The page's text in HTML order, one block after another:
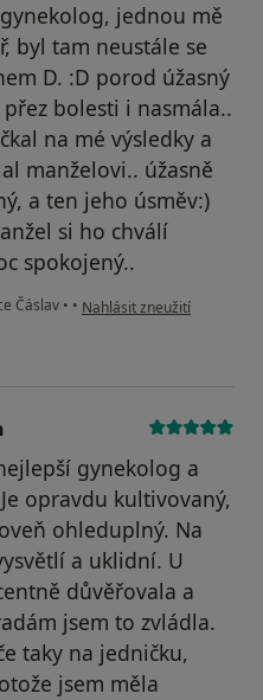
jednou mě
byl tam neustále se
D. :D porod úžasný
bolesti i nasmála..
na mé výsledky a
manželovi.. úžasně
a ten jeho úsměv:)
si ho chválí
spokojený..
Čáslav • • podle názoru uživatele
Nahlásit zneužití
gynekolog a
opravdu kultivovaný,
ohleduplný. Na
a uklidní. U
důvěřovala a
jsem to zvládla.
taky na jedničku,
jsem měla